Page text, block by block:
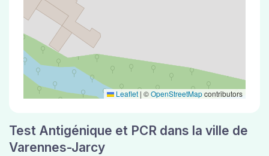
Leaflet | ©OpenStreetMapcontributors
Test Antigénique et PCR dans la ville de
Varennes-Jarcy